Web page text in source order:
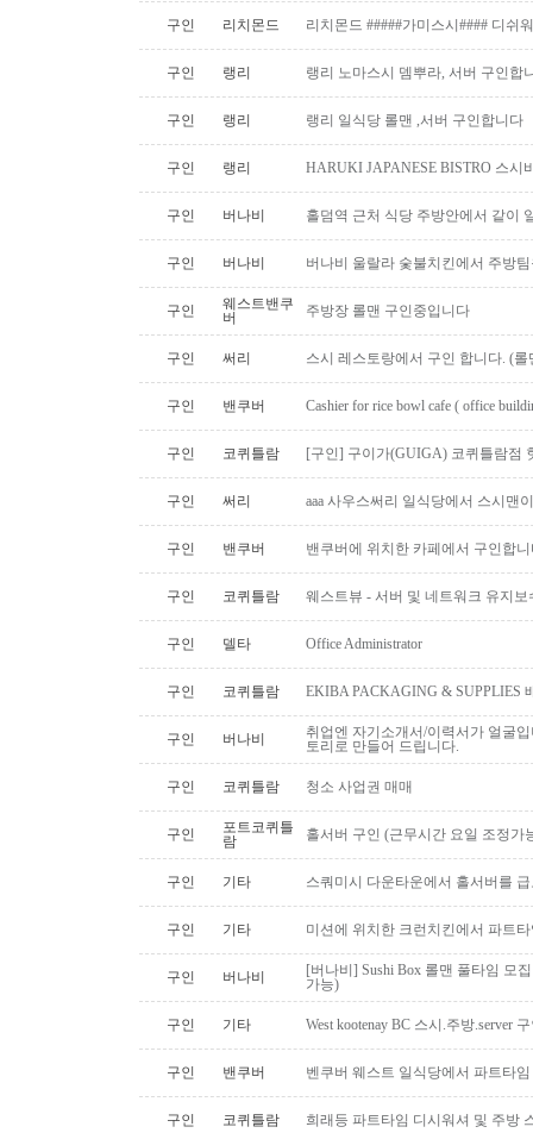
구인 리치몬드 리치몬드 #####가미스시#### 디쉬
구인 랭리 랭리 노마스시 뎀뿌라, 서버 구인합
구인 랭리 랭리 일식당 롤맨 ,서버 구인합니다
구인 랭리 HARUKI JAPANESE BISTRO 스시
구인 버나비 홀덤역 근처 식당 주방안에서 같이
구인 버나비 버나비 울랄라 숯불치킨에서 주방
구인
웨스트밴쿠
버
주방장 롤맨 구인중입니다
구인 써리 스시 레스토랑에서 구인 합니다. (롤
구인 밴쿠버 Cashier for rice bowl cafe ( office
구인 코퀴틀람 [구인] 구이가(GUIGA) 코퀴틀람점
구인 써리 aaa 사우스써리 일식당에서 스시맨
구인 밴쿠버 밴쿠버에 위치한 카페에서 구인합
구인 코퀴틀람 웨스트뷰 - 서버 및 네트워크 유지보
구인 델타 Office Administrator
구인 코퀴틀람 EKIBA PACKAGING & SUPPLIES
구인 버나비
취업엔 자기소개서/이력서가 얼굴
토리로 만들어 드립니다.
구인 코퀴틀람 청소 사업권 매매
구인
포트코퀴틀
람
홀서버 구인 (근무시간 요일 조정가
구인 기타 스쿼미시 다운타운에서 홀서버를
구인 기타 미션에 위치한 크런치킨에서 파트
구인 버나비
[버나비] Sushi Box 롤맨 풀타임 모
가능)
구인 기타 West kootenay BC 스시.주방.server
구인 밴쿠버 벤쿠버 웨스트 일식당에서 파트타
구인 코퀴틀람 희래등 파트타임 디시워셔 및 주방